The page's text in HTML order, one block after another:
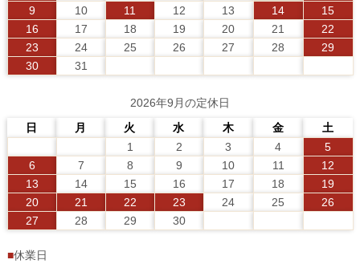
9
10 11 12 13 14
15
16
17 18 19 20 21
22
23
24 25 26 27 28
29
30
31
2026年9月の定休日
日
月 火 水 木 金
土
1
2 3 4
5
6
7 8 9 10 11
12
13
14 15 16 17 18
19
20
21 22 23 24 25
26
27
28 29 30
■休業日